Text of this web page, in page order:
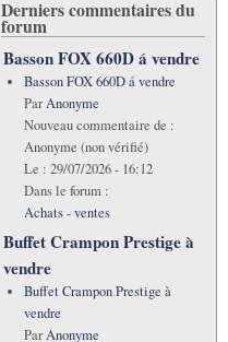
Derniers commentaires du
forum
Basson FOX 660D á vendre
Basson FOX 660D á vendre
ParAnonyme
Nouveau commentaire de :
Anonyme (non vérifié)
Le : 29/07/2026 - 16:12
Dans le forum :
Achats - ventes
Buffet Crampon Prestige à
vendre
Buffet Crampon Prestige à
vendre
ParAnonyme